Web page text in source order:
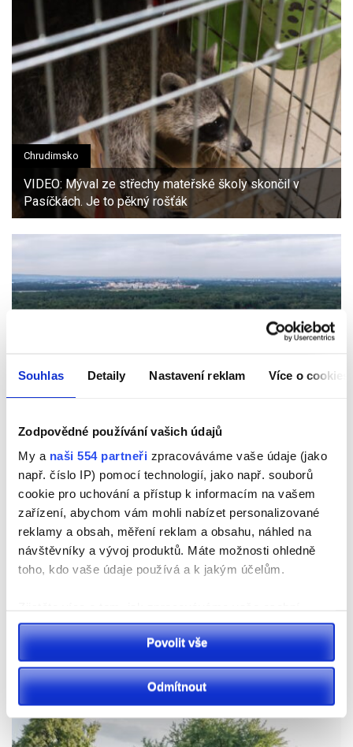
Souhlas Detaily Nastavení reklam Více o cookies
Zodpovědné používání vašich údajů
My a naši 554 partneři zpracováváme vaše údaje (jako
např. číslo IP) pomocí technologií, jako např. souborů
cookie pro uchování a přístup k informacím na vašem
zařízení, abychom vám mohli nabízet personalizované
reklamy a obsah, měření reklam a obsahu, náhled na
návštěvníky a vývoj produktů. Máte možnosti ohledně
toho, kdo vaše údaje používá a k jakým účelům.
údaje, a nastavte si předvolby včásti s podrobnostmi.
Svůj souhlas můžete kdykoliv změnit nebo odvolat v
části Prohlášení o souborech cookie.
K personalizaci obsahu a reklam, poskytování funkcí
sociálních médií a analýze naší návštěvnosti využíváme
soubory cookie. Informace o tom, jak náš web používáte,
Povolit vše
Odmítnout
Chrudimsko
VIDEO: Mýval ze střechy mateřské školy skončil v
Pasíčkách. Je to pěkný rošťák
Na I/36 v Pardubicích pokračují práce na napojení
budoucího obchvatu Sezemic
Sport
VIDEO: Sportovní park Pardubice slaví 10. ročník.
Přináší rekordní počet stanovišťi novou aplikaci